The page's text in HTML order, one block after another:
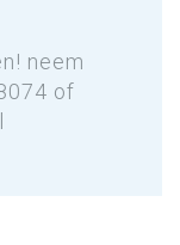
neem
of